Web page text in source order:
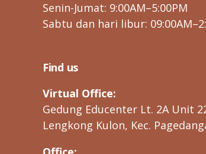
Senin-Jumat: 9:00AM–5:00PM
Sabtu dan hari libur:
Find us
Virtual Office:
Gedung Educenter Lt. 2A Unit
Lengkong Kulon, Kec.